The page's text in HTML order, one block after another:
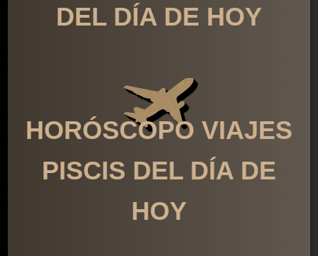
DEL DÍA DE HOY
HORÓSCOPO VIAJES
PISCIS DEL DÍA DE
HOY